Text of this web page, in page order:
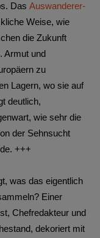
Das Auswanderer-
Weise, wie
die Zukunft
Armut und
zu
Lagern, wo sie auf
deutlich,
wie sehr die
der Sehnsucht
+++
was das eigentlich
Einer
Chefredakteur und
dekoriert mit